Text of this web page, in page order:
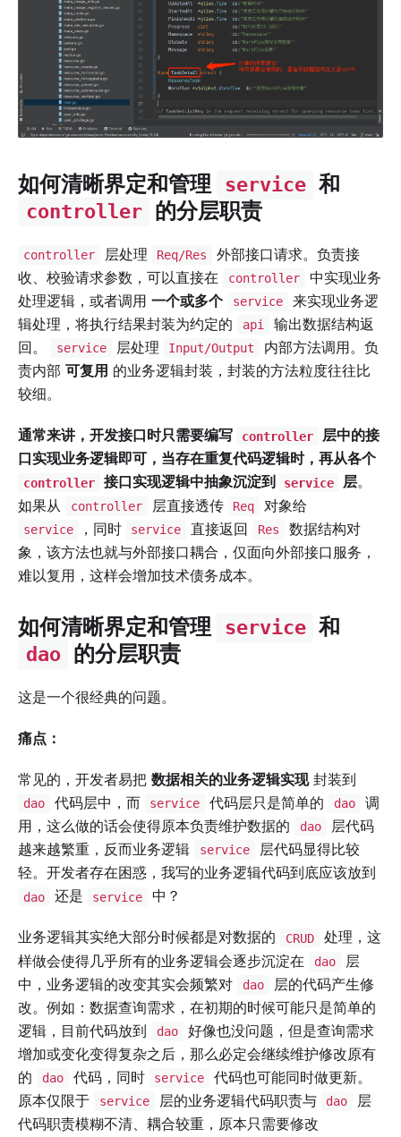
如何清晰界定和管理 service 和
controller 的分层职责
controller 层处理 Req/Res
外部接口请求。负责接
收、校验请求参数，可以直接在
controller
中实现业务
处理逻辑，或者调用 一个或多个 service
来实现业务逻
辑处理，将执行结果封装为约定的
api
输出数据结构返
回。
service 层处理 Input/Output
内部方法调用。负
责内部 可复用 的业务逻辑封装，封装的方法粒度往往比
较细。
通常来讲，开发接口时只需要编写 controller
层中的接
口实现业务逻辑即可，当存在重复代码逻辑时，再从各个
controller 接口实现逻辑中抽象沉淀到 service 层。
如果从
controller 层直接透传 Req 对象给
service ，同时 service 直接返回 Res
数据结构对
象，该方法也就与外部接口耦合，仅面向外部接口服务，
难以复用，这样会增加技术债务成本。
如何清晰界定和管理 service 和
dao 的分层职责
这是一个很经典的问题。
痛点：
常见的，开发者易把 数据相关的业务逻辑实现封装到
dao 代码层中，而 service 代码层只是简单的 dao
调
用，这么做的话会使得原本负责维护数据的
dao
层代码
越来越繁重，反而业务逻辑
service
层代码显得比较
轻。开发者存在困惑，我写的业务逻辑代码到底应该放到
dao 还是 service 中？
业务逻辑其实绝大部分时候都是对数据的 CRUD
处理，这
样做会使得几乎所有的业务逻辑会逐步沉淀在
dao
层
中，业务逻辑的改变其实会频繁对
dao
层的代码产生修
改。例如：数据查询需求，在初期的时候可能只是简单的
逻辑，目前代码放到
dao
好像也没问题，但是查询需求
增加或变化变得复杂之后，那么必定会继续维护修改原有
的
dao 代码，同时 service
代码也可能同时做更新。
原本仅限于
service 层的业务逻辑代码职责与 dao
层
代码职责模糊不清、耦合较重，原本只需要修改